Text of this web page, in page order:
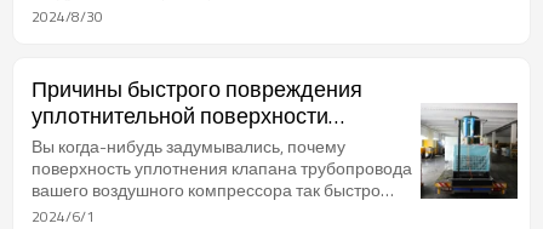
инновациями, высококачественной продукцией
до уровня надежного имени на глобальном
рынке, обслуживая различные отрасли своими
передовыми решениями в области сжатия
воздуха.
2024/8/30
Причины быстрого повреждения
уплотнительной поверхности
трубопроводной арматуры
воздушного компрессора
Вы когда-нибудь задумывались, почему
поверхность уплотнения клапана трубопровода
вашего воздушного компрессора так быстро
повреждается? Ну, это кошмар любого в
2024/6/1